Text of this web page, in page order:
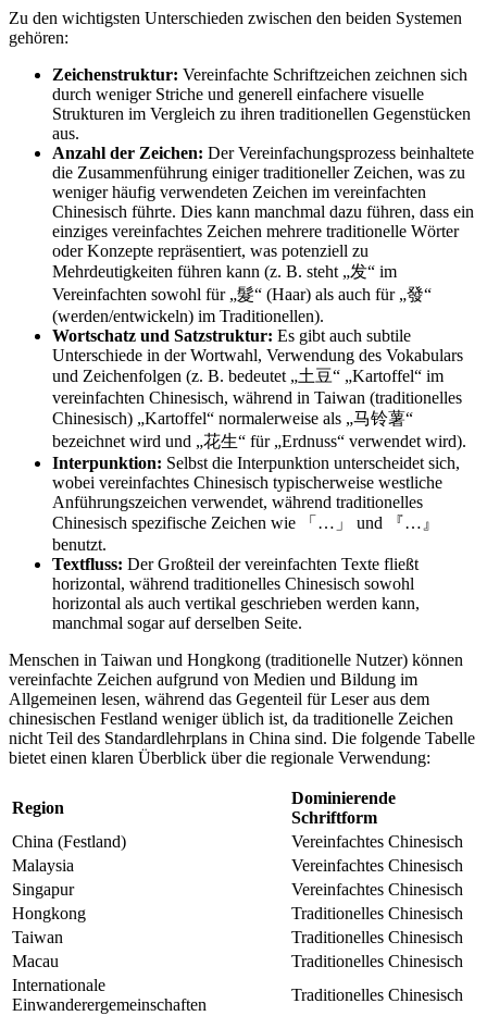
Zu den wichtigsten Unterschieden zwischen den beiden Systemen
gehören:
Zeichenstruktur: Vereinfachte Schriftzeichen zeichnen sich
durch weniger Striche und generell einfachere visuelle
Strukturen im Vergleich zu ihren traditionellen Gegenstücken
aus.
Anzahl der Zeichen: Der Vereinfachungsprozess beinhaltete
die Zusammenführung einiger traditioneller Zeichen, was zu
weniger häufig verwendeten Zeichen im vereinfachten
Chinesisch führte. Dies kann manchmal dazu führen, dass ein
einziges vereinfachtes Zeichen mehrere traditionelle Wörter
oder Konzepte repräsentiert, was potenziell zu
Mehrdeutigkeiten führen kann (z. B. steht „发“ im
Vereinfachten sowohl für „髮“ (Haar) als auch für „發“
(werden/entwickeln) im Traditionellen).
Wortschatz und Satzstruktur: Es gibt auch subtile
Unterschiede in der Wortwahl, Verwendung des Vokabulars
und Zeichenfolgen (z. B. bedeutet „土豆“ „Kartoffel“ im
vereinfachten Chinesisch, während in Taiwan (traditionelles
Chinesisch) „Kartoffel“ normalerweise als „马铃薯“
bezeichnet wird und „花生“ für „Erdnuss“ verwendet wird).
Interpunktion: Selbst die Interpunktion unterscheidet sich,
wobei vereinfachtes Chinesisch typischerweise westliche
Anführungszeichen verwendet, während traditionelles
Chinesisch spezifische Zeichen wie 「…」 und 『…』
benutzt.
Textfluss: Der Großteil der vereinfachten Texte fließt
horizontal, während traditionelles Chinesisch sowohl
horizontal als auch vertikal geschrieben werden kann,
manchmal sogar auf derselben Seite.
Menschen in Taiwan und Hongkong (traditionelle Nutzer) können
vereinfachte Zeichen aufgrund von Medien und Bildung im
Allgemeinen lesen, während das Gegenteil für Leser aus dem
chinesischen Festland weniger üblich ist, da traditionelle Zeichen
nicht Teil des Standardlehrplans in China sind. Die folgende Tabelle
bietet einen klaren Überblick über die regionale Verwendung:
Region
Dominierende
Schriftform
China (Festland)
Vereinfachtes Chinesisch
Malaysia
Vereinfachtes Chinesisch
Singapur
Vereinfachtes Chinesisch
Hongkong
Traditionelles Chinesisch
Taiwan
Traditionelles Chinesisch
Macau
Traditionelles Chinesisch
Internationale
Einwanderergemeinschaften
Traditionelles Chinesisch